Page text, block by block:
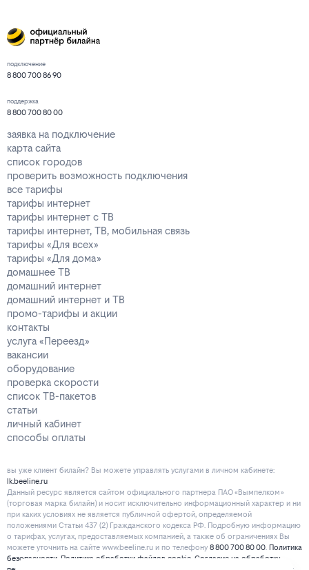
подключение
8 800 700 86 90
поддержка
8 800 700 80 00
заявка на подключение
карта сайта
список городов
проверить возможность подключения
все тарифы
тарифы интернет
тарифы интернет с ТВ
тарифы интернет, ТВ, мобильная связь
тарифы «Для всех»
тарифы «Для дома»
домашнее ТВ
домашний интернет
домашний интернет и ТВ
промо-тарифы и акции
контакты
услуга «Переезд»
вакансии
оборудование
проверка скорости
список ТВ-пакетов
статьи
личный кабинет
способы оплаты
вы уже клиент билайн? Вы можете управлять услугами в личнoм кaбинeтe:
lk.beeline.ru
Данный ресурс является сайтом официального партнера ПАО «Вымпелком»
(торговая марка билайн) и носит исключительно информационный характер и ни
при каких условиях не является публичной офертой, определяемой
положениями Статьи 437 (2) Гражданского кодекса РФ. Подробную информацию
о тарифах, услугах, предоставляемых компанией, а также об ограничениях Вы
можете уточнить на сайте www.beeline.ru и по телефону 8 800 700 80 00. Политика
безопасности Политика обработки файлов cookie Согласие на обработку